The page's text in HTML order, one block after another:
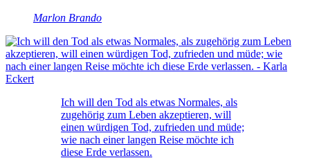
Marlon Brando
Ich will den Tod als etwas Normales, als
zugehörig zum Leben akzeptieren, will
einen würdigen Tod, zufrieden und müde;
wie nach einer langen Reise möchte ich
diese Erde verlassen.